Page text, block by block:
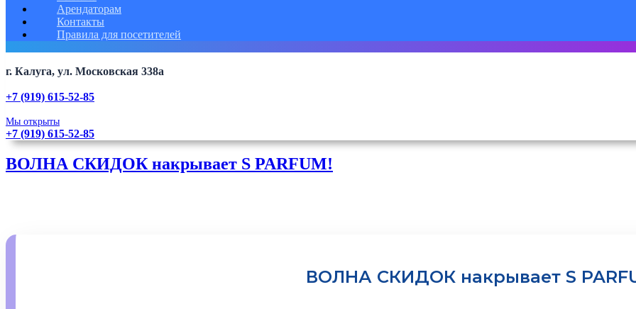
Арендаторам
Контакты
Правила для посетителей
г. Калуга, ул. Московская 338а
+7 (919) 615-52-85
Мы открыты
+7 (919) 615-52-85
ВОЛНА СКИДОК накрывает S PARFUM!
ВОЛНА СКИДОК накрывает S